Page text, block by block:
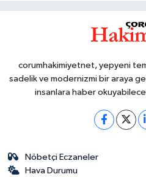
corumhakimiyetnet, yepyeni
sadelik ve modernizmi bir araya
insanlara haber
Nöbetçi Eczaneler
Hava Durumu